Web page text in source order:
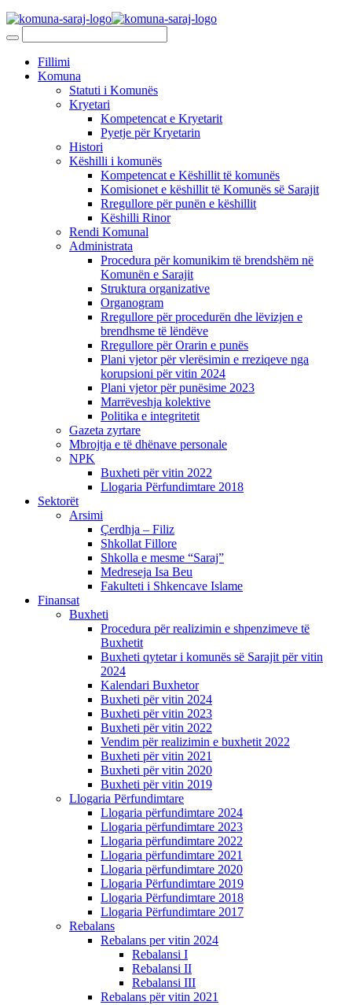
Fillimi
Komuna
Statuti i Komunës
Kryetari
Kompetencat e Kryetarit
Pyetje për Kryetarin
Histori
Këshilli i komunës
Kompetencat e Këshillit të komunës
Komisionet e këshillit të Komunës së Sarajit
Rregullore për punën e këshillit
Këshilli Rinor
Rendi Komunal
Administrata
Procedura për komunikim të brendshëm në
Komunën e Sarajit
Struktura organizative
Organogram
Rregullore për procedurën dhe lëvizjen e
brendhsme të lëndëve
Rregullore për Orarin e punës
Plani vjetor për vlerësimin e rreziqeve nga
korupsioni për vitin 2024
Plani vjetor për punësime 2023
Marrëveshja kolektive
Politika e integritetit
Gazeta zyrtare
Mbrojtja e të dhënave personale
NPK
Buxheti për vitin 2022
Llogaria Përfundimtare 2018
Sektorët
Arsimi
Çerdhja – Filiz
Shkollat Fillore
Shkolla e mesme “Saraj”
Medreseja Isa Beu
Fakulteti i Shkencave Islame
Finansat
Buxheti
Procedura për realizimin e shpenzimeve të
Buxhetit
Buxheti qytetar i komunës së Sarajit për vitin
2024
Kalendari Buxhetor
Buxheti për vitin 2024
Buxheti për vitin 2023
Buxheti për vitin 2022
Vendim për realizimin e buxhetit 2022
Buxheti për vitin 2021
Buxheti për vitin 2020
Buxheti për vitin 2019
Llogaria Përfundimtare
Llogaria përfundimtare 2024
Llogaria përfundimtare 2023
Llogaria përfundimtare 2022
Llogaria përfundimtare 2021
Llogaria përfundimtare 2020
Llogaria Përfundimtare 2019
Llogaria Përfundimtare 2018
Llogaria Përfundimtare 2017
Rebalans
Rebalans per vitin 2024
Rebalansi I
Rebalansi II
Rebalansi III
Rebalans për vitin 2021